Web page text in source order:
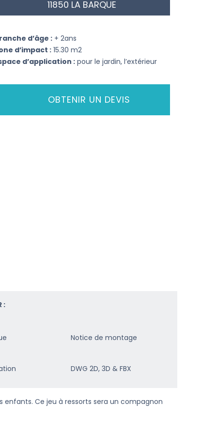
11850 LA BARQUE
d’âge :+ 2ans
d’impact :15.30 m2
d’application :pour le jardin, l’extérieur
OBTENIR UN DEVIS
:
Notice de montage
DWG 2D, 3D & FBX
enfants. Ce jeu à ressorts sera un compagnon